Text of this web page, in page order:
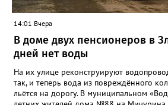
14:01 Вчера
В доме двух пенсионеров в
дней нет воды
На их улице реконструируют
так, и теперь вода из повреждённого
льётся на дорогу. В муниципальном